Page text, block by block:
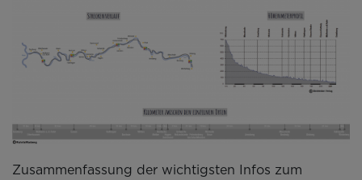
Zusammenfassung der wichtigsten Infos zum